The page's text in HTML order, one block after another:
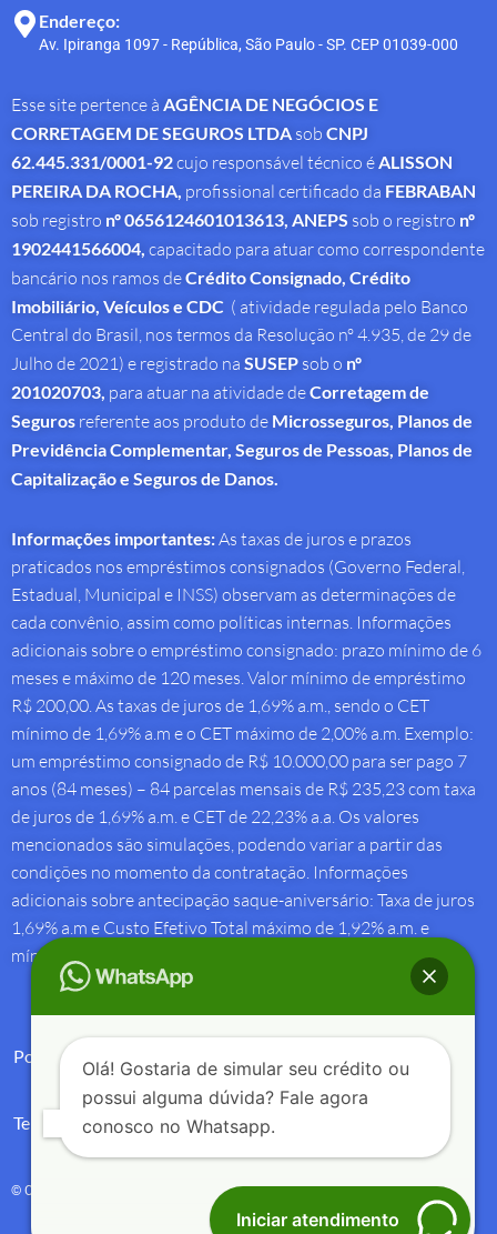
Endereço:
Av. Ipiranga 1097 - República, São Paulo - SP. CEP 01039-000
Esse site pertence à AGÊNCIA DE NEGÓCIOS E
CORRETAGEM DE SEGUROS LTDA sob CNPJ
62.445.331/0001-92cujo responsável técnico é ALISSON
PEREIRA DA ROCHA profissional certificado da FEBRABAN
sob registro nº 0656124601013613, ANEPS sob o registro nº
1902441566004, capacitado para atuar como correspondente
bancário nos ramos deCrédito Consignado, Crédito
Imobiliário, Veículos e CDC ( atividade regulada pelo Banco
Central do Brasil, nos termos da Resolução nº 4.935, de 29 de
Julho de 2021) e registrado na SUSEP sob o nº
201020703, para atuar na atividade deCorretagem de
Seguros referente aos produto de Microsseguros, Planos de
Previdência Complementar, Seguros de Pessoas, Planos de
Capitalização e Seguros de Danos.
Informações importantes:As taxas de juros e prazos
praticados nos empréstimos consignados (Governo Federal,
Estadual, Municipal e INSS) observam as determinações de
cada convênio, assim como políticas internas. Informações
adicionais sobre o empréstimo consignado: prazo mínimo de 6
meses e máximo de 120 meses. Valor mínimo de empréstimo
R$ 200,00. As taxas de juros de 1,69% a.m., sendo o CET
mínimo de 1,69% a.m e o CET máximo de 2,00% a.m. Exemplo:
um empréstimo consignado de R$ 10.000,00 para ser pago 7
anos (84 meses) – 84 parcelas mensais de R$ 235,23 com taxa
de juros de 1,69% a.m. e CET de 22,23% a.a. Os valores
mencionados são simulações, podendo variar a partir das
condições no momento da contratação. Informações
adicionais sobre antecipação saque-aniversário: Taxa de juros
1,69% a.m e Custo Efetivo Total máximo de 1,92% a.m. e
mínimo de 1,88% a.m.
Política de Privacidade
Termos de Uso
© Copyright 2004 – 2025 – Créditos e Seguros – All Rights Reserved.
Olá! Gostaria de simular seu crédito ou
possui alguma dúvida? Fale agora
conosco no Whatsapp.
Iniciar atendimento